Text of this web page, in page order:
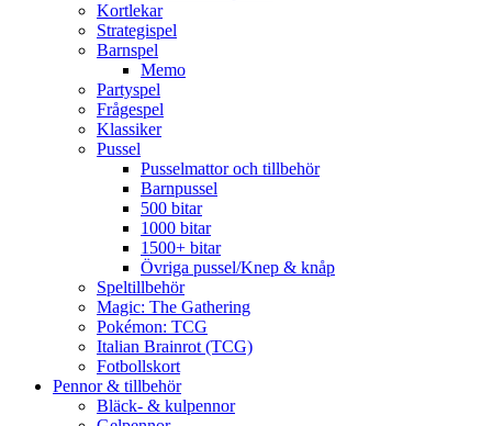
Kortlekar
Strategispel
Barnspel
Memo
Partyspel
Frågespel
Klassiker
Pussel
Pusselmattor och tillbehör
Barnpussel
500 bitar
1000 bitar
1500+ bitar
Övriga pussel/Knep & knåp
Speltillbehör
Magic: The Gathering
Pokémon: TCG
Italian Brainrot (TCG)
Fotbollskort
Pennor & tillbehör
Bläck- & kulpennor